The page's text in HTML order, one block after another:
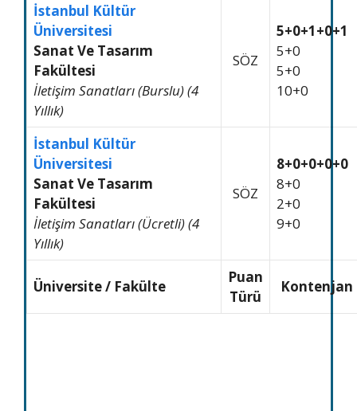
İstanbul Kültür
Üniversitesi
Sanat Ve Tasarım
Fakültesi
İletişim Sanatları (Burslu) (4
Yıllık)
SÖZ
5+0+1+0+1
5+0
5+0
10+0
İstanbul Kültür
Üniversitesi
Sanat Ve Tasarım
Fakültesi
İletişim Sanatları (Ücretli) (4
Yıllık)
SÖZ
8+0+0+0+0
8+0
2+0
9+0
Üniversite / Fakülte
Puan
Türü
Kontenjan